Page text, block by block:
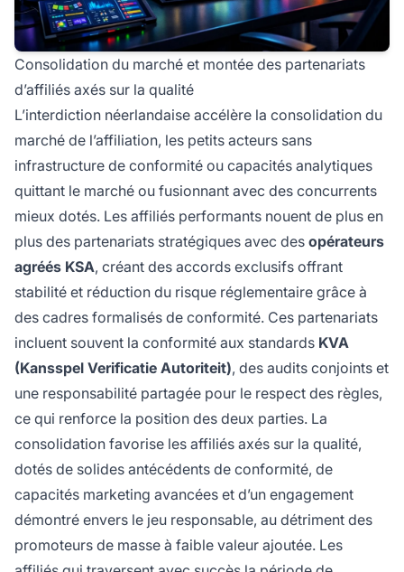
Consolidation du marché et montée des partenariats
d’affiliés axés sur la qualité
L’interdiction néerlandaise accélère la consolidation du
marché de l’affiliation, les petits acteurs sans
infrastructure de conformité ou capacités analytiques
quittant le marché ou fusionnant avec des concurrents
mieux dotés. Les affiliés performants nouent de plus en
plus des partenariats stratégiques avec des opérateurs
agréés KSA, créant des accords exclusifs offrant
stabilité et réduction du risque réglementaire grâce à
des cadres formalisés de conformité. Ces partenariats
incluent souvent la conformité aux standards KVA
(Kansspel Verificatie Autoriteit), des audits conjoints et
une responsabilité partagée pour le respect des règles,
ce qui renforce la position des deux parties. La
consolidation favorise les affiliés axés sur la qualité,
dotés de solides antécédents de conformité, de
capacités marketing avancées et d’un engagement
démontré envers le jeu responsable, au détriment des
promoteurs de masse à faible valeur ajoutée. Les